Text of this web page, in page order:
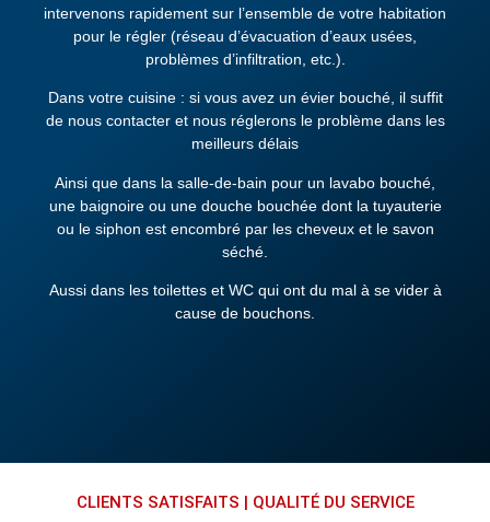
intervenons rapidement sur l’ensemble de votre habitation
pour le régler (réseau d’évacuation d’eaux usées,
problèmes d’infiltration, etc.).
Dans votre cuisine : si vous avez un évier bouché, il suffit
de nous contacter et nous réglerons le problème dans les
meilleurs délais
Ainsi que dans la salle-de-bain pour un lavabo bouché,
une baignoire ou une douche bouchée dont la tuyauterie
ou le siphon est encombré par les cheveux et le savon
séché.
Aussi dans les toilettes et WC qui ont du mal à se vider à
cause de bouchons.
CLIENTS SATISFAITS | QUALITÉ DU SERVICE